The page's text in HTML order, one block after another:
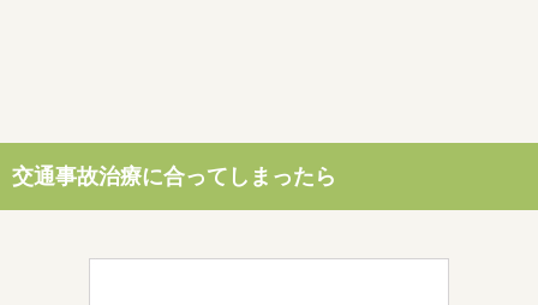
交通事故治療に合ってしまったら